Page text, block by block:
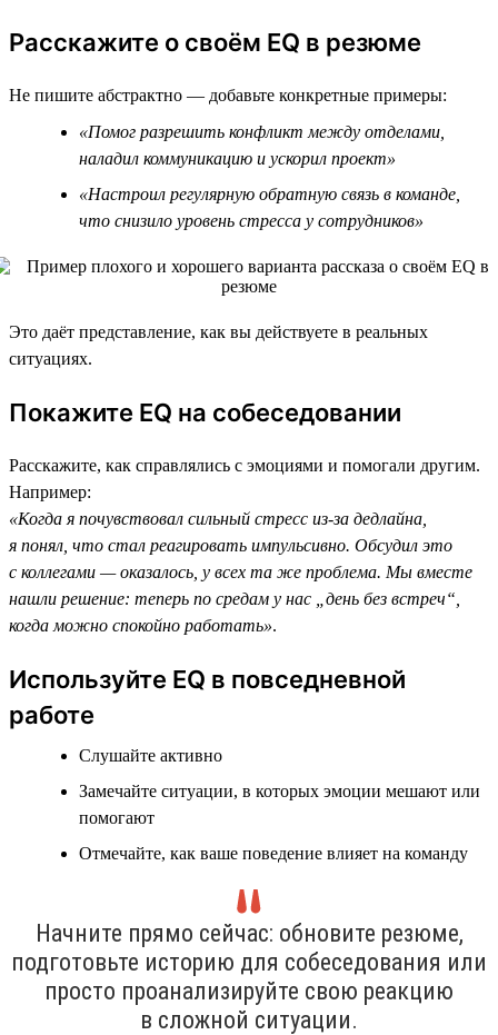
Расскажите о своём EQ в резюме
Не пишите абстрактно — добавьте конкретные примеры:
«Помог разрешить конфликт между отделами,
наладил коммуникацию и ускорил проект»
«Настроил регулярную обратную связь в команде,
что снизило уровень стресса у сотрудников»
Это даёт представление, как вы действуете в реальных
ситуациях.
Покажите EQ на собеседовании
Расскажите, как справлялись с эмоциями и помогали другим.
Например:
«Когда я почувствовал сильный стресс из-за дедлайна,
я понял, что стал реагировать импульсивно. Обсудил это
с коллегами — оказалось, у всех та же проблема. Мы вместе
нашли решение: теперь по средам у нас „день без встреч“,
когда можно спокойно работать».
Используйте EQ в повседневной
работе
Слушайте активно
Замечайте ситуации, в которых эмоции мешают или
помогают
Отмечайте, как ваше поведение влияет на команду
Начните прямо сейчас: обновите резюме,
подготовьте историю для собеседования или
просто проанализируйте свою реакцию
в сложной ситуации.